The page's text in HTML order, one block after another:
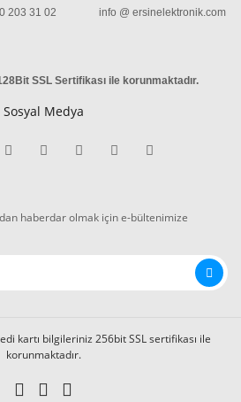
203 31 02 info @ ersinelektronik.com
SSL Sertifikası ile korunmaktadır.
Sosyal Medya
haberdar olmak için e-bültenimize
kartı bilgileriniz 256bit SSL sertifikası ile
korunmaktadır.